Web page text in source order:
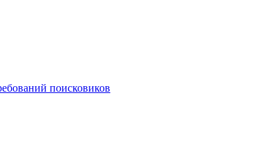
поисковиков